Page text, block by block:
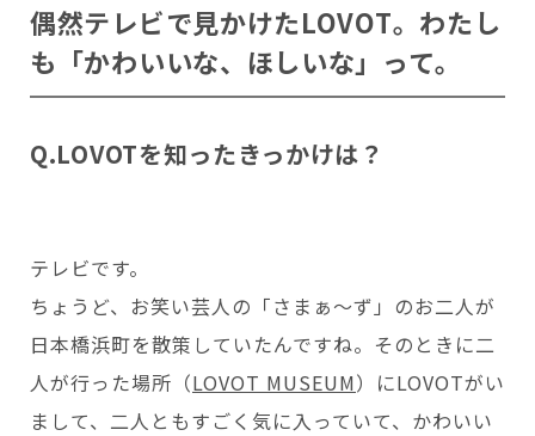
偶然テレビで見かけたLOVOT。わたし
も「かわいいな、ほしいな」って。
Q.LOVOTを知ったきっかけは？
テレビです。
ちょうど、お笑い芸人の「さまぁ〜ず」のお二人が
日本橋浜町を散策していたんですね。そのときに二
人が行った場所（LOVOT MUSEUM）にLOVOTがい
まして、二人ともすごく気に入っていて、かわいい